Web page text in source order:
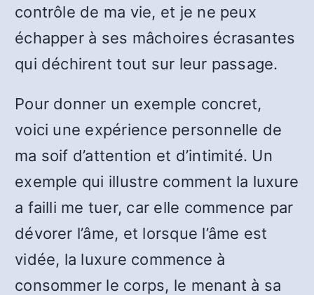
contrôle de ma vie, et je ne peux
échapper à ses mâchoires écrasantes
qui déchirent tout sur leur passage.
Pour donner un exemple concret,
voici une expérience personnelle de
ma soif d’attention et d’intimité. Un
exemple qui illustre comment la luxure
a failli me tuer, car elle commence par
dévorer l’âme, et lorsque l’âme est
vidée, la luxure commence à
consommer le corps, le menant à sa